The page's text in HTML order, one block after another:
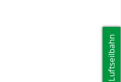
Luftseilbahn